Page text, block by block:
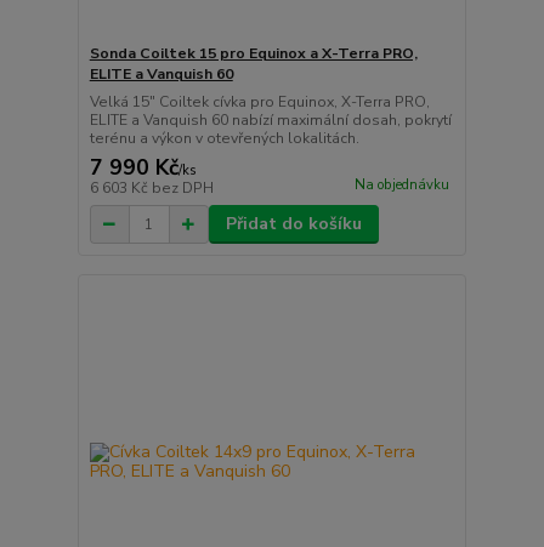
Sonda Coiltek 15 pro Equinox a X-Terra PRO,
ELITE a Vanquish 60
Velká 15" Coiltek cívka pro Equinox, X-Terra PRO,
ELITE a Vanquish 60 nabízí maximální dosah, pokrytí
terénu a výkon v otevřených lokalitách.
7 990 Kč/ks
6 603 Kč bez DPH Na objednávku
Přidat do košíku